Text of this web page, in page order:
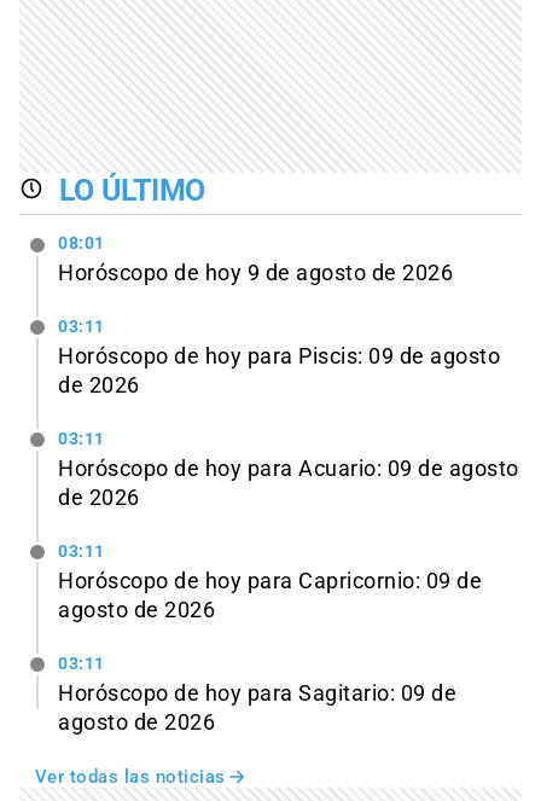
LO ÚLTIMO
08:01
Horóscopo de hoy 9 de agosto de 2026
03:11
Horóscopo de hoy para Piscis: 09 de agosto
de 2026
03:11
Horóscopo de hoy para Acuario: 09 de agosto
de 2026
03:11
Horóscopo de hoy para Capricornio: 09 de
agosto de 2026
03:11
Horóscopo de hoy para Sagitario: 09 de
agosto de 2026
Ver todas las noticias